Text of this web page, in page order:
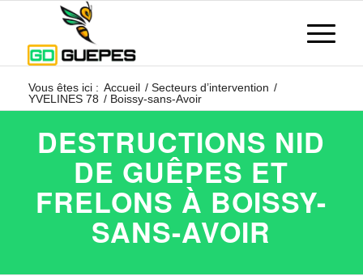
Vous êtes ici : Accueil / Secteurs d’intervention /
YVELINES 78 / Boissy-sans-Avoir
DESTRUCTIONS NID
DE GUÊPES ET
FRELONS À BOISSY-
SANS-AVOIR